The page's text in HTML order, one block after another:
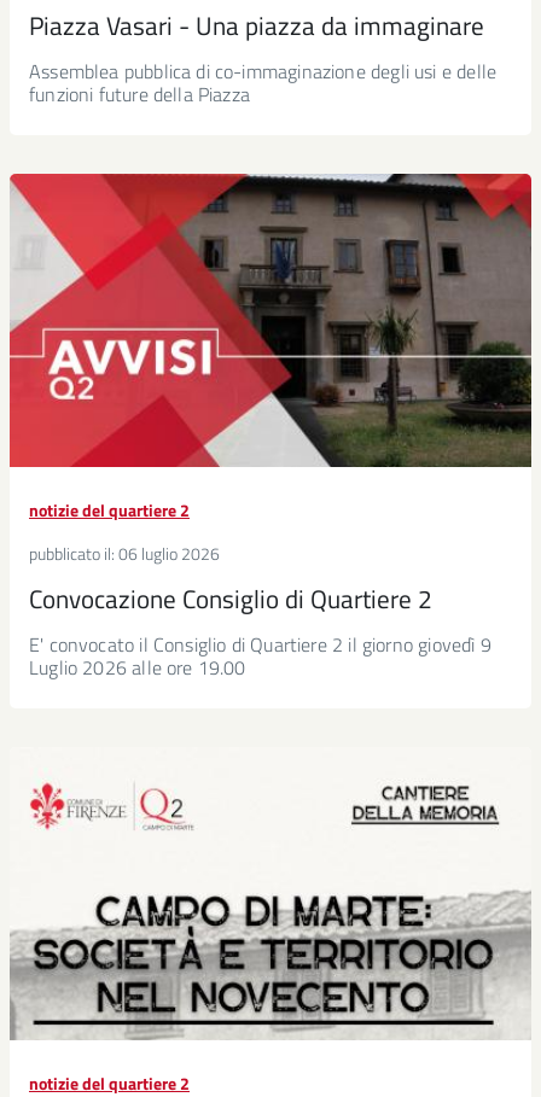
Piazza Vasari - Una piazza da immaginare
Assemblea pubblica di co-immaginazione degli usi e delle
funzioni future della Piazza
notizie del quartiere 2
pubblicato il:06 luglio 2026
Convocazione Consiglio di Quartiere 2
E' convocato il Consiglio di Quartiere 2 il giorno giovedì 9
Luglio 2026 alle ore 19.00
notizie del quartiere 2